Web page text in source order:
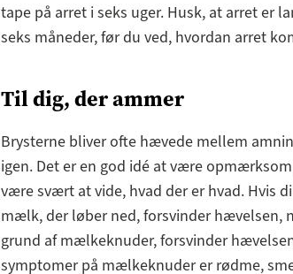
tape på arret i seks uger. Husk, at arret er
seks måneder, før du ved, hvordan arret
Til dig, der ammer
Brysterne bliver ofte hævede mellem
igen. Det er en god idé at være
være svært at vide, hvad der er hvad. Hvis
mælk, der løber ned, forsvinder hævelsen,
grund af mælkeknuder, forsvinder
symptomer på mælkeknuder er rødme,